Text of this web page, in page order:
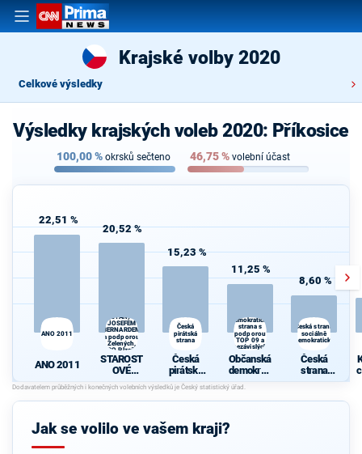
Krajské volby 2020
Celkové výsledky
Výsledky krajských voleb 2020: Příkosice
100,00% okrsků sečteno 46,75% volební účast
22,51 %
ANO 2011
ANO 2011
20,52 %
(STAN) s
JOSEFEM
BERNARDEM
a podporou
Zelených,
PRO Plzeň a
Idealistů
STAROST
OVÉ
(STAN) s
JOSEFEM
BERNARD
podporou
15,23 %
Česká
pirátská
strana
Česká
pirátská
strana
11,25 %
demokratická
strana s
podporou
TOP 09 a
nezávislých
starostů
Občanská
demokrati
cká strana
s podporou
TOP 09 a
h starostů
8,60 %
Česká strana
sociálně
demokratická
Česká
strana
sociálně
cká
Jak se volilo ve vašem kraji?